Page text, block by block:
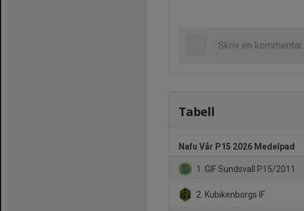
Tabell
Nafu Vår P15 2026 Medelpad
1. GIF Sundsvall P15/2011
2. Kubikenborgs IF